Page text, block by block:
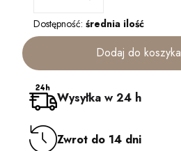
Dostępność: średnia ilość
Dodaj do koszyka
Wysyłka w 24 h
Zwrot do 14 dni